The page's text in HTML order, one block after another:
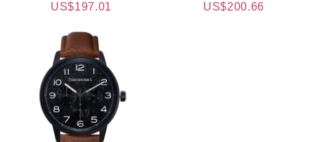
US$197.01 US$200.66